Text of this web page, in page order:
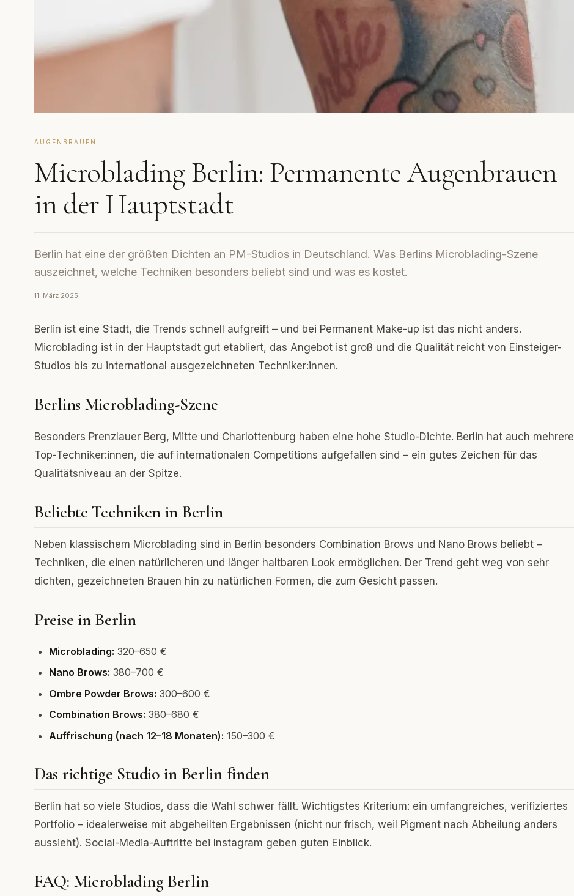
AUGENBRAUEN
Microblading Berlin: Permanente Augenbrauen
in der Hauptstadt
Berlin hat eine der größten Dichten an PM-Studios in Deutschland. Was Berlins Microblading-Szene
auszeichnet, welche Techniken besonders beliebt sind und was es kostet.
11. März 2025
Berlin ist eine Stadt, die Trends schnell aufgreift – und bei Permanent Make-up ist das nicht anders.
Microblading ist in der Hauptstadt gut etabliert, das Angebot ist groß und die Qualität reicht von Einsteiger-
Studios bis zu international ausgezeichneten Techniker:innen.
Berlins Microblading-Szene
Besonders Prenzlauer Berg, Mitte und Charlottenburg haben eine hohe Studio-Dichte. Berlin hat auch mehrere
Top-Techniker:innen, die auf internationalen Competitions aufgefallen sind – ein gutes Zeichen für das
Qualitätsniveau an der Spitze.
Beliebte Techniken in Berlin
Neben klassischem Microblading sind in Berlin besonders Combination Brows und Nano Brows beliebt –
Techniken, die einen natürlicheren und länger haltbaren Look ermöglichen. Der Trend geht weg von sehr
dichten, gezeichneten Brauen hin zu natürlichen Formen, die zum Gesicht passen.
Preise in Berlin
Microblading: 320–650 €
Nano Brows: 380–700 €
Ombre Powder Brows: 300–600 €
Combination Brows: 380–680 €
Auffrischung (nach 12–18 Monaten): 150–300 €
Das richtige Studio in Berlin finden
Berlin hat so viele Studios, dass die Wahl schwer fällt. Wichtigstes Kriterium: ein umfangreiches, verifiziertes
Portfolio – idealerweise mit abgeheilten Ergebnissen (nicht nur frisch, weil Pigment nach Abheilung anders
aussieht). Social-Media-Auftritte bei Instagram geben guten Einblick.
FAQ: Microblading Berlin